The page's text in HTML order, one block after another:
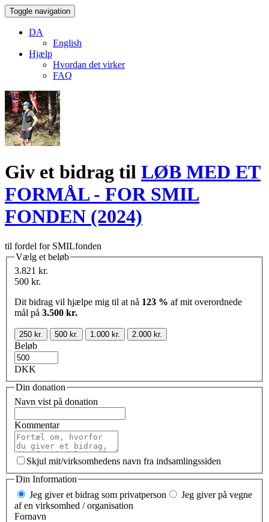
Toggle navigation
DA
English
Hjælp
Hvordan det virker
FAQ
Giv et bidrag til LØB MED ET
FORMÅL - FOR SMIL
FONDEN (2024)
til fordel for SMILfonden
Vælg et beløb
3.821 kr.
500 kr.
Dit bidrag vil hjælpe mig til at nå 123 % af mit overordnede
mål på 3.500 kr.
250 kr. 500 kr. 1.000 kr. 2.000 kr.
Beløb
DKK
Din donation
Navn vist på donation
Kommentar
Skjul mit/virksomhedens navn fra indsamlingssiden
Din Information
Jeg giver et bidrag som privatperson
Jeg giver på vegne
af en virksomhed / organisation
Fornavn